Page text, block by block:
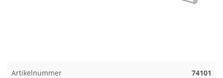
Artikelnummer 74101